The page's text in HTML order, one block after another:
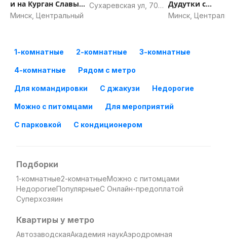
и на Курган Славы с
трансфером из
Минска
Минск, Центральный
Минска
Сухаревская ул, 70,
Дудутки с
трансфером из
Минска
Минск,
1-комнатные 2-комнатные 3-комнатные
4-комнатные Рядом с метро
Для командировки С джакузи Недорогие
Можно с питомцами Для мероприятий
С парковкой С кондиционером
Подборки
1-комнатные2-комнатныеМожно с питомцами
НедорогиеПопулярныеС Онлайн-предоплатой
Суперхозяин
Квартиры у метро
АвтозаводскаяАкадемия наукАэродромная